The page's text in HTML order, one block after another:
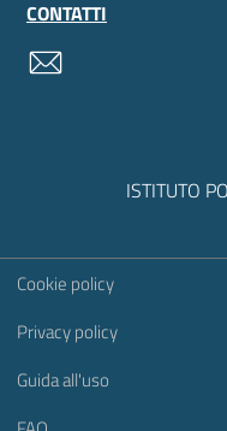
CONTATTI
ISTITUTO
Sezione Link
Cookie policy
Privacy policy
Guida all'uso